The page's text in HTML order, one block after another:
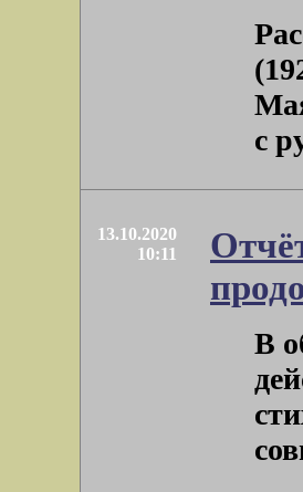
с
13.10.2020
10:11
В